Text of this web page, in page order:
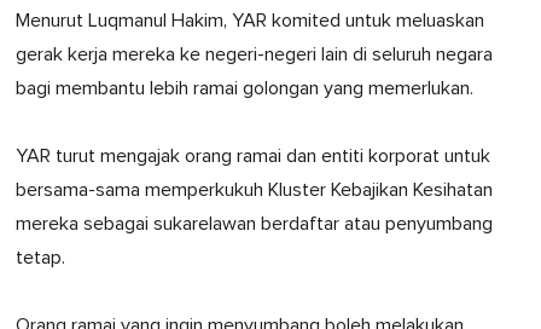
Menurut Luqmanul Hakim, YAR komited untuk meluaskan
gerak kerja mereka ke negeri-negeri lain di seluruh negara
bagi membantu lebih ramai golongan yang memerlukan.
YAR turut mengajak orang ramai dan entiti korporat untuk
bersama-sama memperkukuh Kluster Kebajikan Kesihatan
mereka sebagai sukarelawan berdaftar atau penyumbang
tetap.
Orang ramai yang ingin menyumbang boleh melakukan